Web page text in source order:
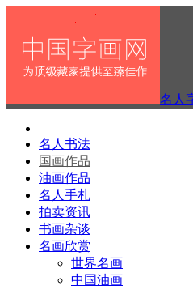
名人
名人书法
国画作品
油画作品
名人手札
拍卖资讯
书画杂谈
名画欣赏
世界名画
中国油画